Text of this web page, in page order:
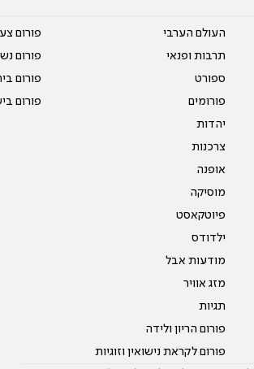
העולם הערבי
תרבות ופנאי
ספורט
פורומים
יהדות
צרכנות
אופנה
מוסיקה
פיוטקאסט
ילדודס
מודעות אבל
מזג אוויר
תגיות
פורום הריון ולידה
פורום לקראת נישואין וזוגיות
פורום
פורום
פורום
פורום